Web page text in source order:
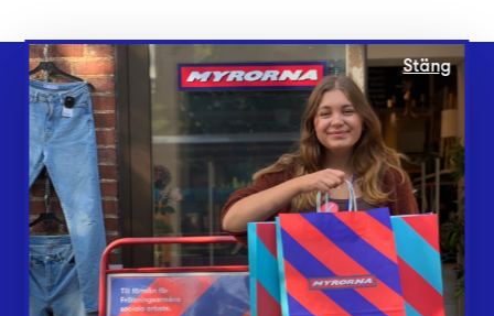
Webbshop
Butiker
Lämna in
Vårt överskott
Inlämningsplatser
Om Myrorna
Stäng